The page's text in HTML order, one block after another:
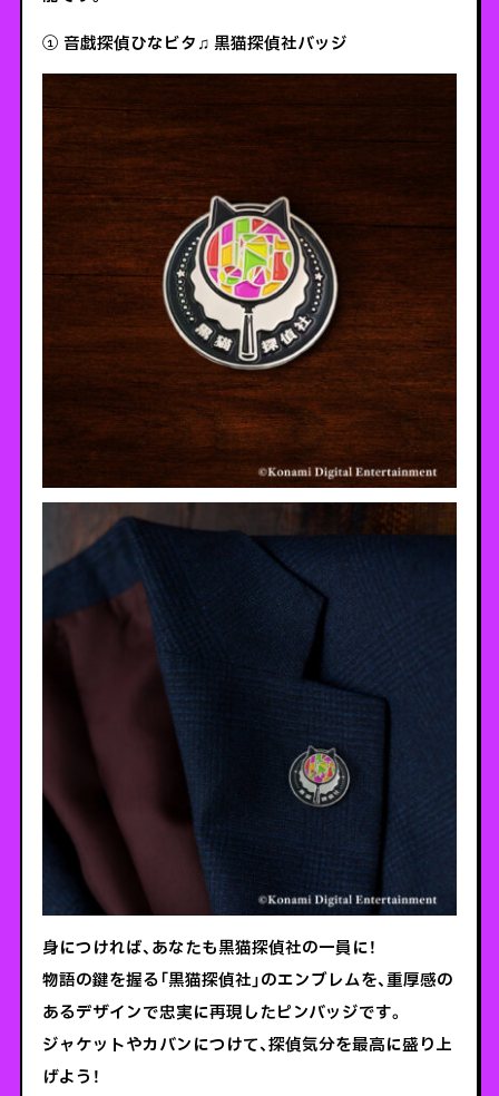
① 音戯探偵ひなビタ♫ 黒猫探偵社バッジ
身につければ、あなたも黒猫探偵社の一員に！
物語の鍵を握る「黒猫探偵社」のエンブレムを、重厚感の
あるデザインで忠実に再現したピンバッジです。
ジャケットやカバンにつけて、探偵気分を最高に盛り上
げよう！